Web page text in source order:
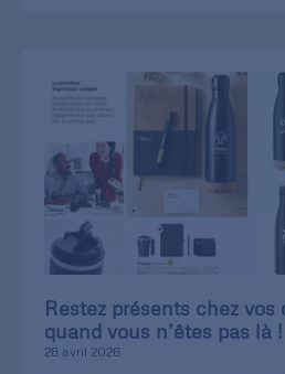
Restez présents chez
quand vous n’êtes pas là !
28 avril 2026